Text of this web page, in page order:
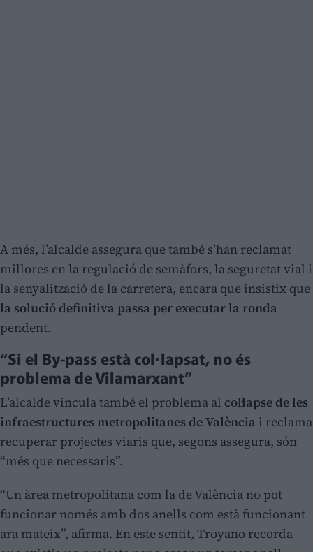
A més, l’alcalde assegura que també s’han reclamat
millores en la regulació de semàfors, la seguretat vial i
la senyalització de la carretera, encara que insistix que
la solució definitiva passa per executar la ronda
pendent.
“Si el By-pass està col·lapsat, no és
problema de Vilamarxant”
L’alcalde vincula també el problema al col·lapse de les
infraestructures metropolitanes de València i reclama
recuperar projectes viaris que, segons assegura, són
“més que necessaris”.
“Un àrea metropolitana com la de València no pot
funcionar només amb dos anells com està funcionant
ara mateix”, afirma. En este sentit, Troyano recorda